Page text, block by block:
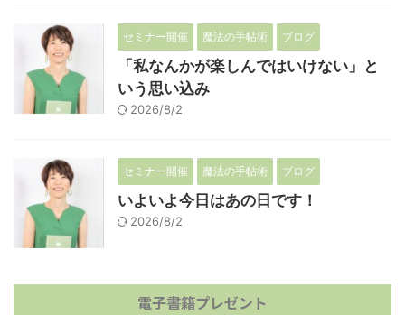
セミナー開催 魔法の手帖術 ブログ
「私なんかが楽しんではいけない」と
いう思い込み
2026/8/2
セミナー開催 魔法の手帖術 ブログ
いよいよ今日はあの日です！
2026/8/2
電子書籍プレゼント